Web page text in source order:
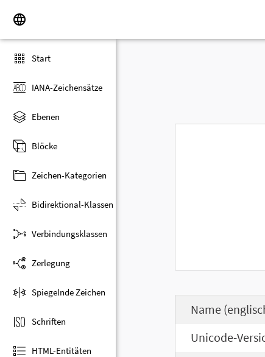
Start
IANA-Zeichensätze
Ebenen
Blöcke
Zeichen-Kategorien
Bidirektional-Klassen
Verbindungsklassen
Zerlegung
Spiegelnde Zeichen
Schriften
HTML-Entitäten
Name
Unicode-